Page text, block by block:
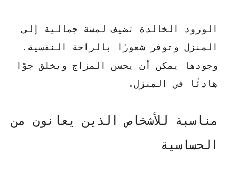
الورود الخالدة تضيف لمسة جمالية إلى
المنزل وتوفر شعورًا بالراحة النفسية.
وجودها يمكن أن يحسن المزاج ويخلق جوًا
هادئًا في المنزل.
مناسبة للأشخاص الذين يعانون من
الحساسية